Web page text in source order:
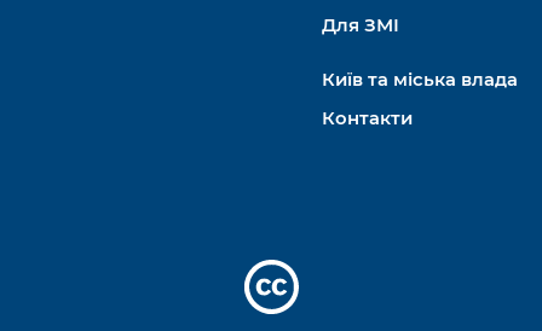
Для ЗМІ
Київ та міська влада
Контакти